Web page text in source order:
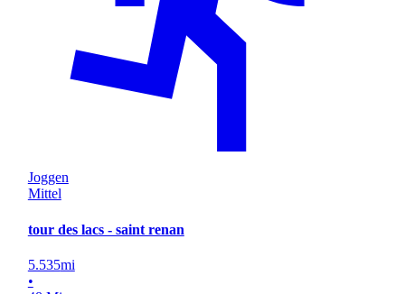
Joggen
Mittel
tour des lacs - saint renan
5.535mi
•